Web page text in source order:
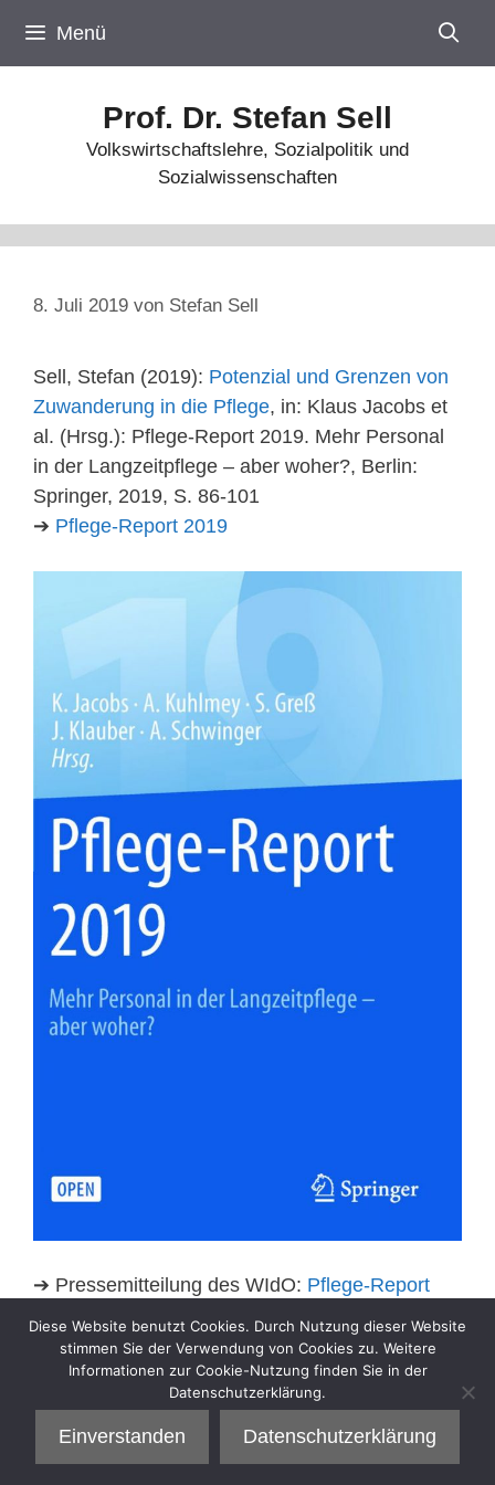
Inhalt
springen
Menü
Prof. Dr. Stefan Sell
Volkswirtschaftslehre, Sozialpolitik und
Sozialwissenschaften
8. Juli 2019 von Stefan Sell
Sell, Stefan (2019): Potenzial und Grenzen von
Zuwanderung in die Pflege, in: Klaus Jacobs et
al. (Hrsg.): Pflege-Report 2019. Mehr Personal
in der Langzeitpflege – aber woher?, Berlin:
Springer, 2019, S. 86-101
➔ Pflege-Report 2019
➔ Pressemitteilung des WIdO: Pflege-Report
2019. Mehr Personal in der Langzeitpflege –
aber woher? (08.07.2019)
Kategorien
Veröffentlichung
Diese Website benutzt Cookies. Durch Nutzung dieser Website
stimmen Sie der Verwendung von Cookies zu. Weitere
Informationen zur Cookie-Nutzung finden Sie in der
Datenschutzerklärung.
Einverstanden Datenschutzerklärung